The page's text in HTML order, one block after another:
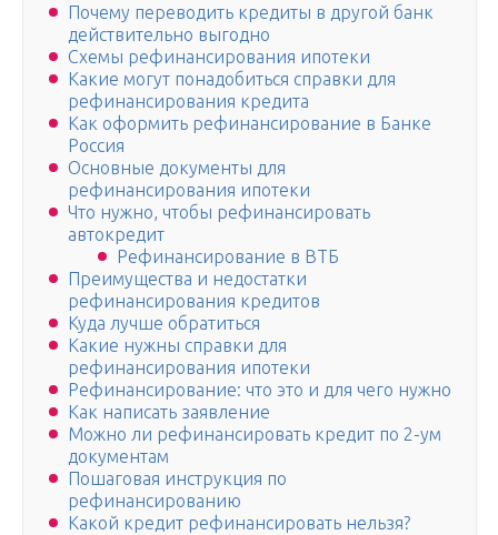
Почему переводить кредиты в другой банк
действительно выгодно
Схемы рефинансирования ипотеки
Какие могут понадобиться справки для
рефинансирования кредита
Как оформить рефинансирование в Банке
Россия
Основные документы для
рефинансирования ипотеки
Что нужно, чтобы рефинансировать
автокредит
Рефинансирование в ВТБ
Преимущества и недостатки
рефинансирования кредитов
Куда лучше обратиться
Какие нужны справки для
рефинансирования ипотеки
Рефинансирование: что это и для чего нужно
Как написать заявление
Можно ли рефинансировать кредит по 2-ум
документам
Пошаговая инструкция по
рефинансированию
Какой кредит рефинансировать нельзя?